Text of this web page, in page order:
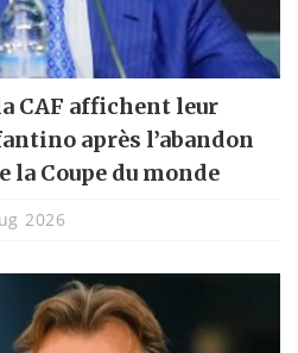
CAF affichent leur
après l’abandon
la Coupe du monde
2026